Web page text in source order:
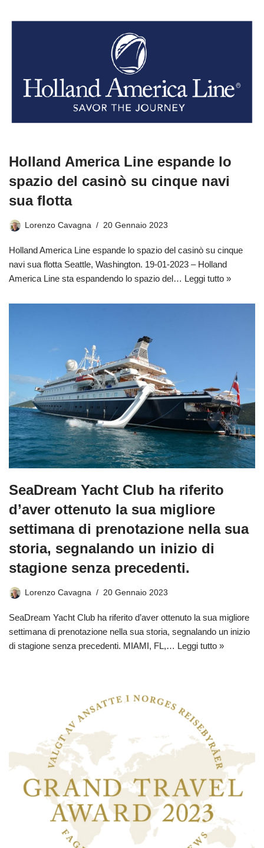
Holland America Line espande lo
spazio del casinò su cinque navi
sua flotta
Lorenzo Cavagna 20 Gennaio 2023
Holland America Line espande lo spazio del casinò su cinque
navi sua flotta Seattle, Washington. 19-01-2023 – Holland
America Line sta espandendo lo spazio del… Leggi tutto »
SeaDream Yacht Club ha riferito
d’aver ottenuto la sua migliore
settimana di prenotazione nella sua
storia, segnalando un inizio di
stagione senza precedenti.
Lorenzo Cavagna 20 Gennaio 2023
SeaDream Yacht Club ha riferito d’aver ottenuto la sua migliore
settimana di prenotazione nella sua storia, segnalando un inizio
di stagione senza precedenti. MIAMI, FL,… Leggi tutto »